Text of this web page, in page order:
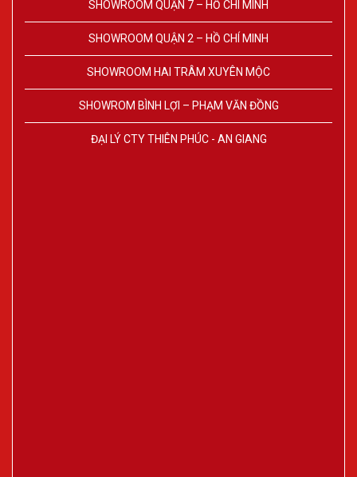
SHOWROOM QUẬN 7 – HỒ CHÍ MINH
SHOWROOM QUẬN 2 – HỒ CHÍ MINH
SHOWROOM HAI TRÂM XUYÊN MỘC
SHOWROM BÌNH LỢI – PHẠM VĂN ĐỒNG
ĐẠI LÝ CTY THIÊN PHÚC - AN GIANG